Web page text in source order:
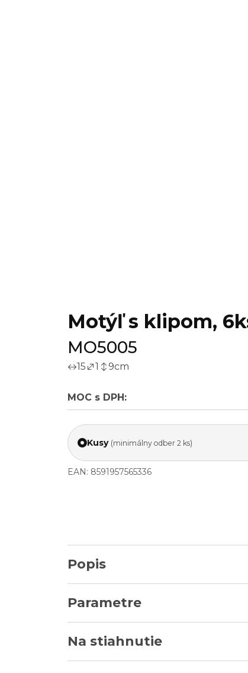
Motýľ s klipom,
MO5005
15 1 9cm
MOC s DPH:
Kusy (minimálny odber 2 ks)
EAN: 8591957565336
Popis
Parametre
Na stiahnutie